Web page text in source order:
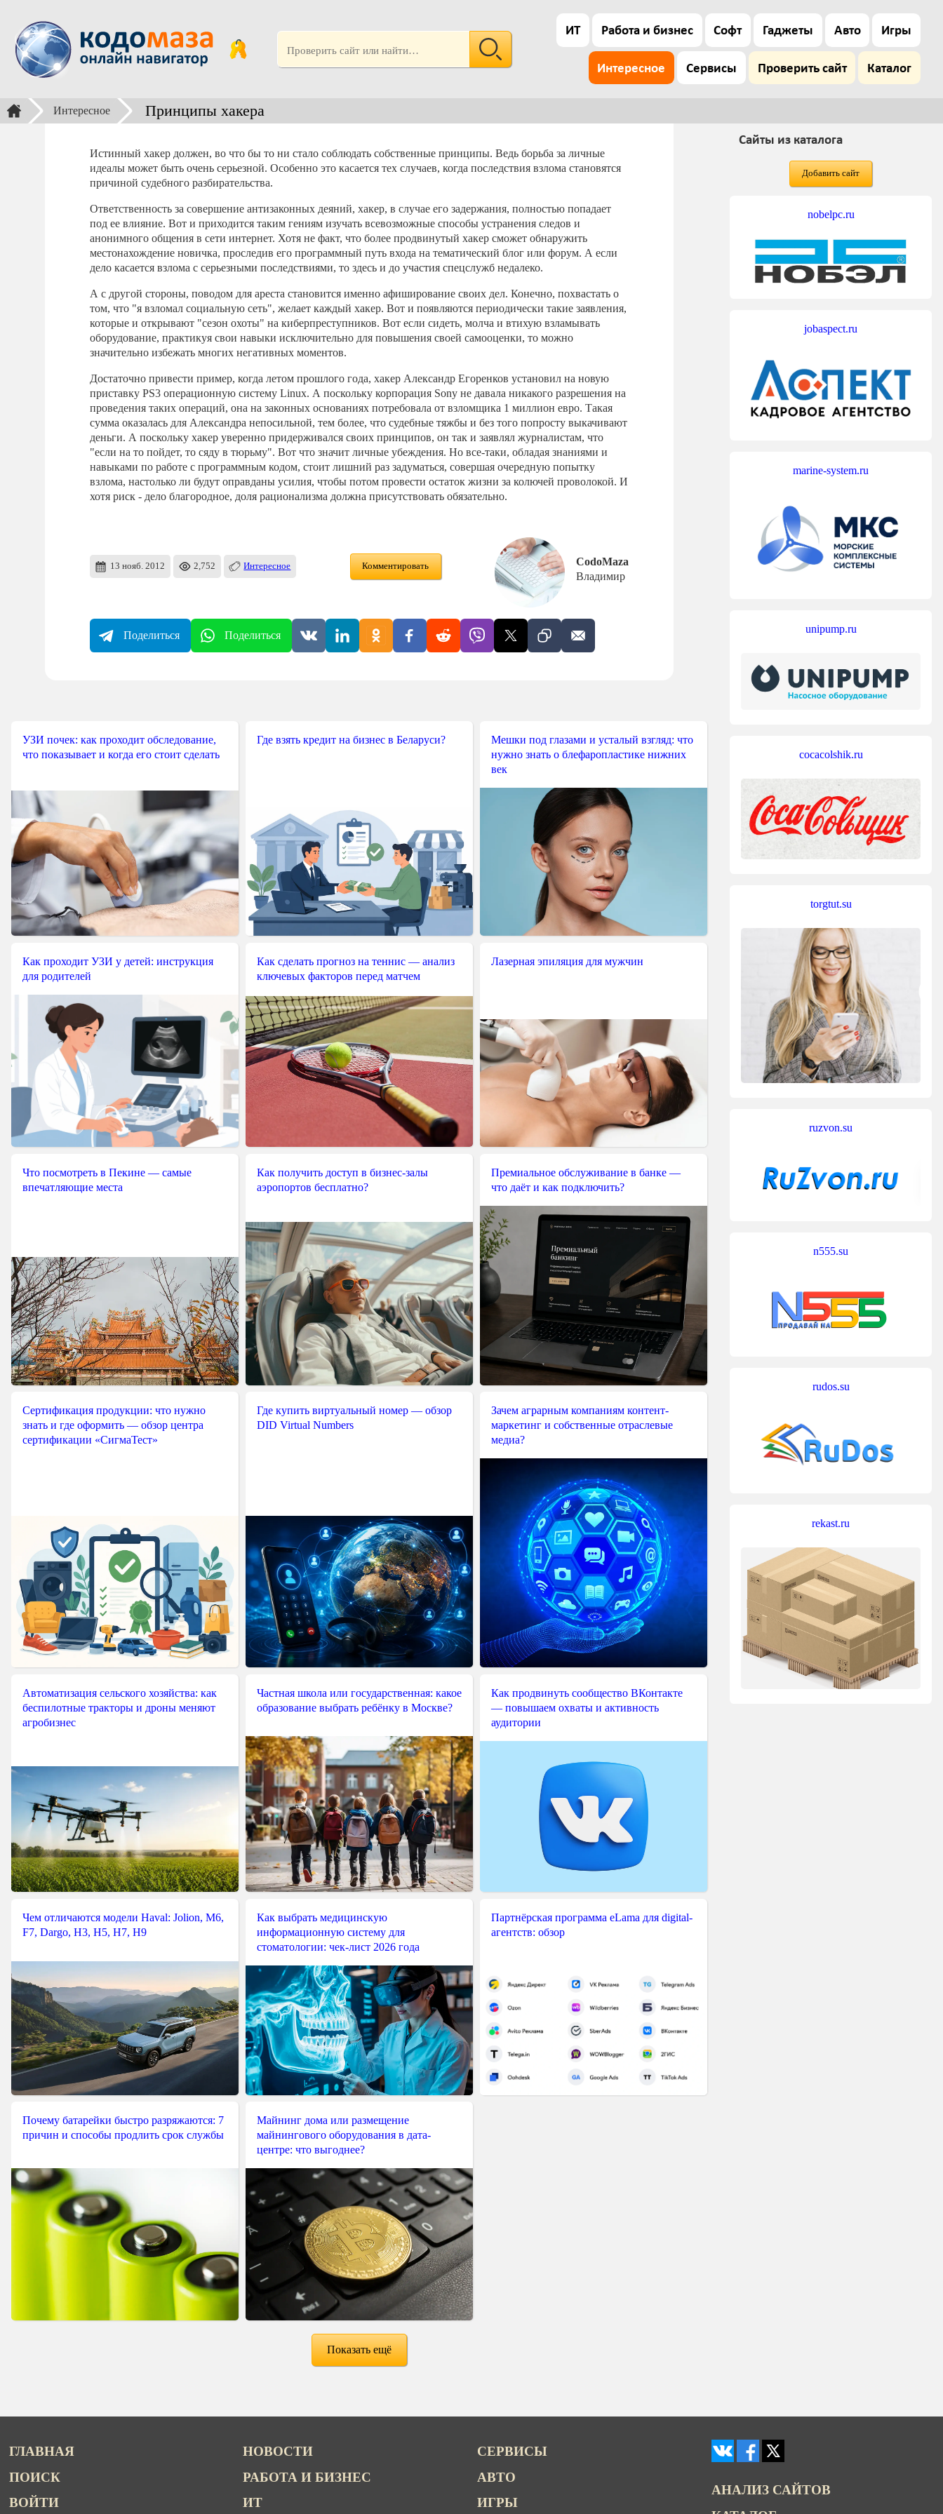
ИТ Работа и бизнес Софт Гаджеты Авто Игры
Интересное Сервисы Проверить сайт Каталог
Интересное Принципы хакера
Истинный хакер должен, во что бы то ни стало соблюдать собственные принципы. Ведь борьба за личные
идеалы может быть очень серьезной. Особенно это касается тех случаев, когда последствия взлома становятся
причиной судебного разбирательства.
Ответственность за совершение антизаконных деяний, хакер, в случае его задержания, полностью попадает
под ее влияние. Вот и приходится таким гениям изучать всевозможные способы устранения следов и
анонимного общения в сети интернет. Хотя не факт, что более продвинутый хакер сможет обнаружить
местонахождение новичка, проследив его программный путь входа на тематический блог или форум. А если
дело касается взлома с серьезными последствиями, то здесь и до участия спецслужб недалеко.
А с другой стороны, поводом для ареста становится именно афиширование своих дел. Конечно, похвастать о
том, что "я взломал социальную сеть", желает каждый хакер. Вот и появляются периодически такие заявления,
которые и открывают "сезон охоты" на киберпреступников. Вот если сидеть, молча и втихую взламывать
оборудование, практикуя свои навыки исключительно для повышения своей самооценки, то можно
значительно избежать многих негативных моментов.
Достаточно привести пример, когда летом прошлого года, хакер Александр Егоренков установил на новую
приставку PS3 операционную систему Linux. А поскольку корпорация Sony не давала никакого разрешения на
проведения таких операций, она на законных основаниях потребовала от взломщика 1 миллион евро. Такая
сумма оказалась для Александра непосильной, тем более, что судебные тяжбы и без того попросту выкачивают
деньги. А поскольку хакер уверенно придерживался своих принципов, он так и заявлял журналистам, что
"если на то пойдет, то сяду в тюрьму". Вот что значит личные убеждения. Но все-таки, обладая знаниями и
навыками по работе с программным кодом, стоит лишний раз задуматься, совершая очередную попытку
взлома, настолько ли будут оправданы усилия, чтобы потом провести остаток жизни за колючей проволокой. И
хотя риск - дело благородное, доля рационализма должна присутствовать обязательно.
13 нояб. 2012 2,752 Интересное Комментировать
CodoMaza
Владимир
Поделиться Поделиться
УЗИ почек: как проходит обследование,
что показывает и когда его стоит сделать
Где взять кредит на бизнес в Беларуси?
Мешки под глазами и усталый взгляд: что
нужно знать о блефаропластике нижних
век
Как проходит УЗИ у детей: инструкция
для родителей
Как сделать прогноз на теннис — анализ
ключевых факторов перед матчем
Лазерная эпиляция для мужчин
Что посмотреть в Пекине — самые
впечатляющие места
Как получить доступ в бизнес-залы
аэропортов бесплатно?
Премиальное обслуживание в банке —
что даёт и как подключить?
Сертификация продукции: что нужно
знать и где оформить — обзор центра
сертификации «СигмаТест»
Где купить виртуальный номер — обзор
DID Virtual Numbers
Зачем аграрным компаниям контент-
маркетинг и собственные отраслевые
медиа?
Автоматизация сельского хозяйства: как
беспилотные тракторы и дроны меняют
агробизнес
Частная школа или государственная: какое
образование выбрать ребёнку в Москве?
Как продвинуть сообщество ВКонтакте
— повышаем охваты и активность
аудитории
Чем отличаются модели Haval: Jolion, M6,
F7, Dargo, H3, H5, H7, H9
Как выбрать медицинскую
информационную систему для
стоматологии: чек-лист 2026 года
Партнёрская программа eLama для digital-
агентств: обзор
Почему батарейки быстро разряжаются: 7
причин и способы продлить срок службы
Майнинг дома или размещение
майнингового оборудования в дата-
центре: что выгоднее?
Показать ещё
Сайты из каталога
Добавить сайт
nobelpc.ru
jobaspect.ru
marine-system.ru
unipump.ru
cocacolshik.ru
torgtut.su
ruzvon.su
n555.su
rudos.su
rekast.ru
ГЛАВНАЯ
ПОИСК
ВОЙТИ
НОВОСТИ
РАБОТА И БИЗНЕС
ИТ
СЕРВИСЫ
АВТО
ИГРЫ
АНАЛИЗ САЙТОВ